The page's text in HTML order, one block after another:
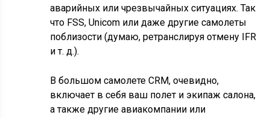
аварийных или чрезвычайных ситуациях. Так
что FSS, Unicom или даже другие самолеты
поблизости (думаю, ретранслируя отмену IFR
и т. д.).
В большом самолете CRM, очевидно,
включает в себя ваш полет и экипаж салона,
а также другие авиакомпании или